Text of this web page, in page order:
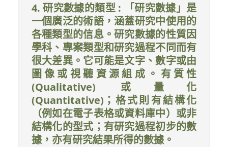
4. 研究數據的類型 : 「研究數據」是
一個廣泛的術語，涵蓋研究中使用的
各種類型的信息。研究數據的性質因
學科、專案類型和研究過程不同而有
很大差異。它可能是文字、數字或由
圖像或視聽資源組成。有質性
(Qualitative) 或量化
(Quantitative)；格式則有結構化
（例如在電子表格或資料庫中）或非
結構化的型式；有研究過程初步的數
據，亦有研究結果所得的數據。